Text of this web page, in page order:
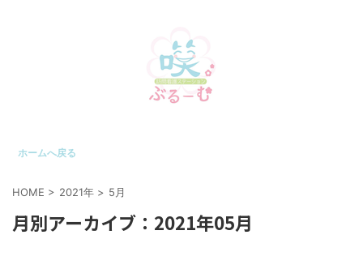
ホームへ戻る
HOME > 2021年 > 5月
月別アーカイブ：2021年05月